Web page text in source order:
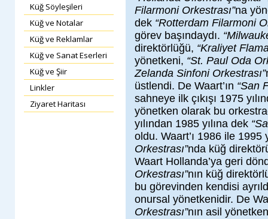
Küğ Söyleşileri
Küğ ve Notalar
Küğ ve Reklamlar
Küğ ve Sanat Eserleri
Küğ ve Şiir
Linkler
Ziyaret Haritası
Filarmoni Orkestrası”na
dek “Rotterdam Filarmoni
görev başındaydı.
direktörlüğü, “Kraliyet
yönetkeni, “St. Paul Oda
Zelanda Sinfoni Orkestrası”
üstlendi. De Waart’ın “San
sahneye ilk çıkışı 1975
yönetken olarak bu
yılından 1985 yılına dek
oldu. Waart’ı 1986 ile 1995
Orkestrası”nda küğ
Waart Hollanda’ya geri
Orkestrası”nın küğ
bu görevinden kendisi
onursal yönetkenidir. De
Orkestrası”nın asil